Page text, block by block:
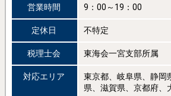
営業時間 9：00～19：00
定休日 不特定
税理士会 東海会一宮支部所属
対応エリア
東京都、岐阜県、静岡
県、滋賀県、京都府、